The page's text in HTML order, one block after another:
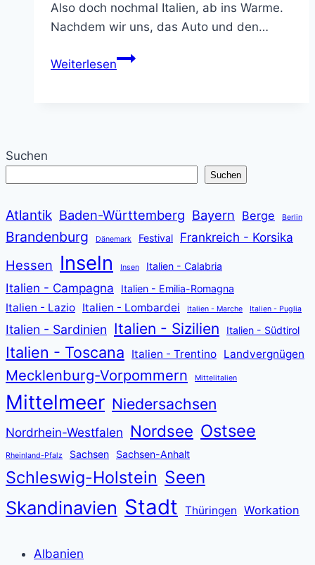
Also doch nochmal Italien, ab ins Warme.
Nachdem wir uns, das Auto und den…
WeiterlesenItalien
Tag)
Suchen
Suchen
Atlantik Baden-Württemberg Bayern Berge Berlin
Brandenburg Dänemark Festival Frankreich - Korsika
Hessen Inseln Insen Italien - Calabria
Italien - Campagna Italien - Emilia-Romagna
Italien - Lazio Italien - Lombardei Italien - Marche Italien - Puglia
Italien - Sardinien Italien - Sizilien Italien - Südtirol
Italien - Toscana Italien - Trentino Landvergnügen
Mecklenburg-Vorpommern Mittelitalien
Mittelmeer Niedersachsen
Nordrhein-Westfalen Nordsee Ostsee
Rheinland-Pfalz Sachsen Sachsen-Anhalt
Schleswig-Holstein Seen
Skandinavien Stadt Thüringen Workation
Albanien